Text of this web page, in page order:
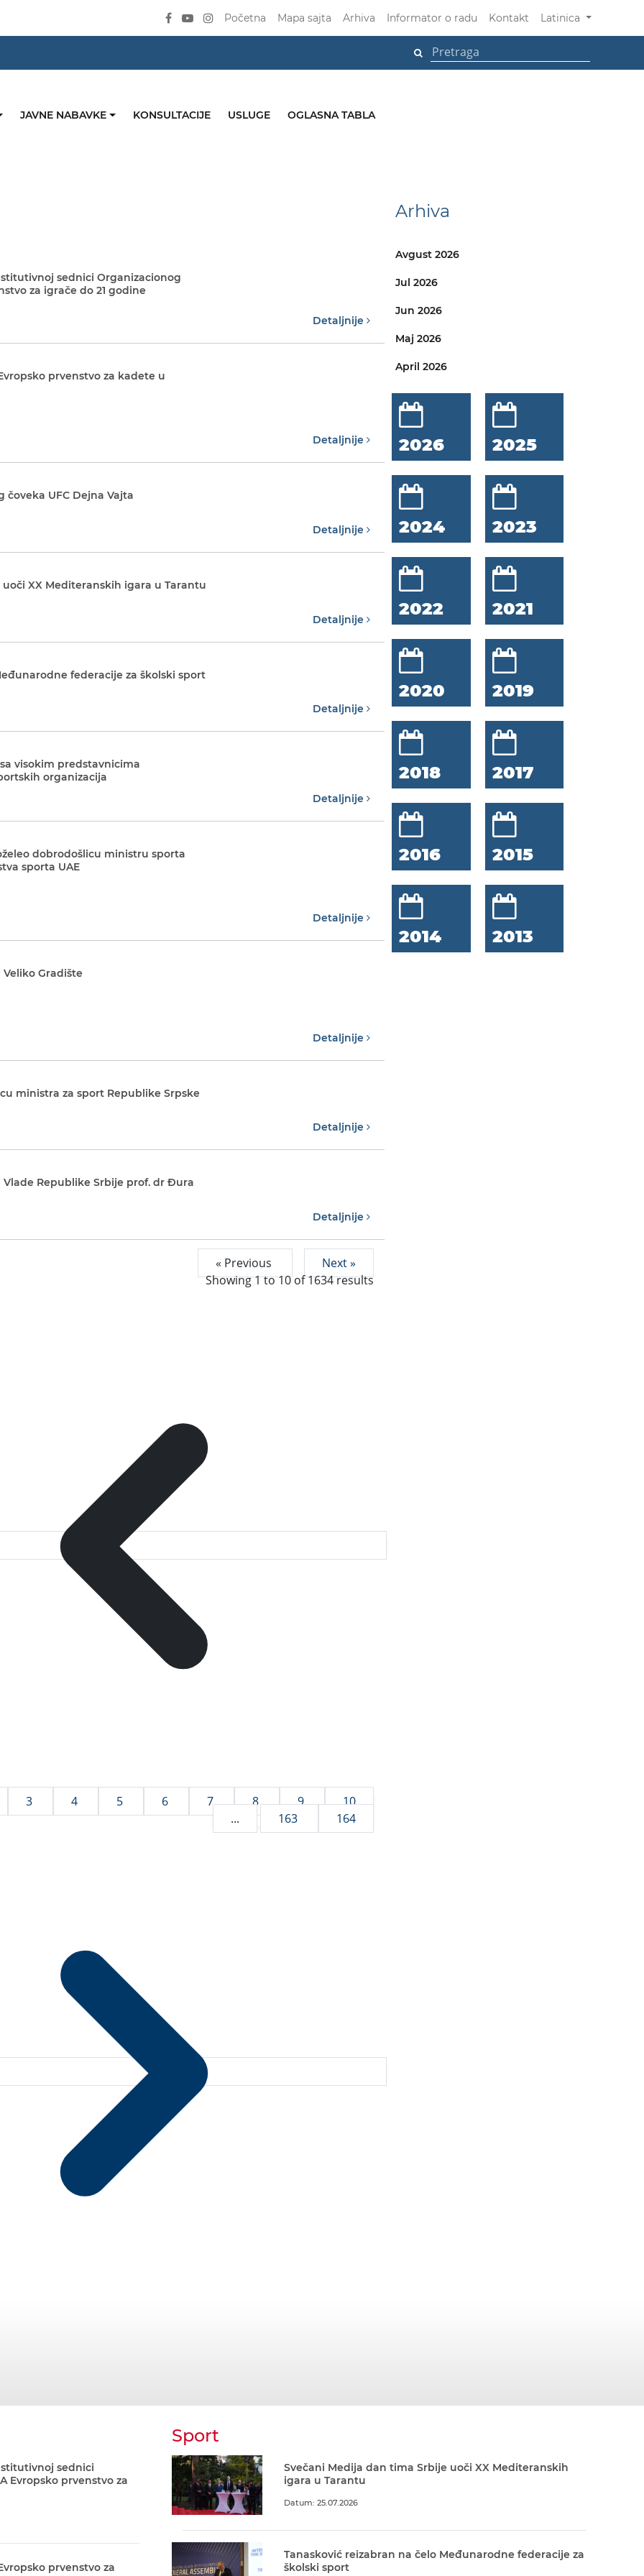
Početna Mapa sajta Arhiva Informator o radu Kontakt Latinica
JAVNE NABAVKE KONSULTACIJE USLUGE OGLASNA TABLA
sednici Organizacionog
za igrače do 21 godine
Detaljnije
prvenstvo za kadete u
Detaljnije
UFC Dejna Vajta
Detaljnije
XX Mediteranskih igara u Tarantu
Detaljnije
federacije za školski sport
Detaljnije
visokim predstavnicima
organizacija
Detaljnije
dobrodošlicu ministru sporta
sporta UAE
Detaljnije
Gradište
Detaljnije
ministra za sport Republike Srpske
Detaljnije
Republike Srbije prof. dr Đura
Detaljnije
« Previous
Next »
Showing1to10of1634results
3 4 5 6 7 8 9
10
...
163 164
Arhiva
Avgust 2026
Jul 2026
Jun 2026
Maj 2026
April 2026
2026 2025
2024 2023
2022 2021
2020 2019
2018 2017
2016 2015
2014 2013
sednici
Evropsko prvenstvo za
prvenstvo za
Sport
Svečani Medija dan tima Srbije uoči XX Mediteranskih
igara u Tarantu
Datum: 25.07.2026
Tanasković reizabran na čelo Međunarodne federacije za
školski sport